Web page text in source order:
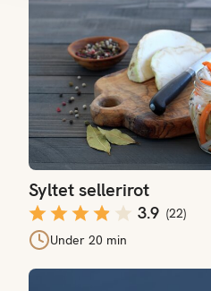
Syltet sellerirot
3.9 (22)
Under 20 min
Sellerirot-fries